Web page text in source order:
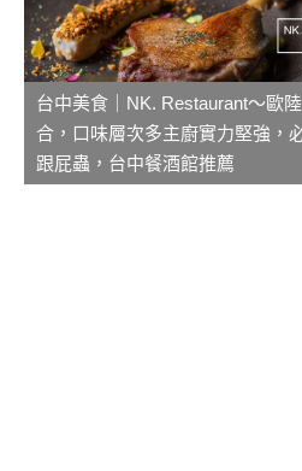
台中美食｜NK. Restaurant～歐
合，口味層次多主廚實力堅強，
跟屁蟲，台中餐酒館推薦